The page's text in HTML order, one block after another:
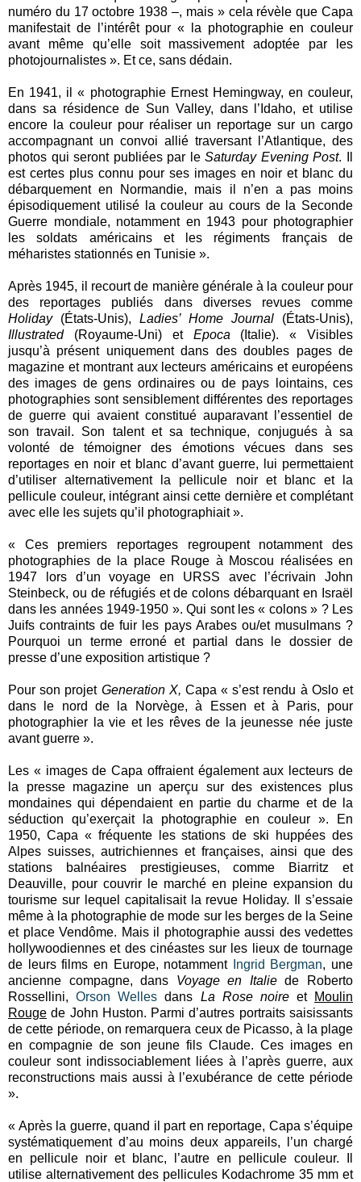
numéro du 17 octobre 1938 –, mais » cela révèle que Capa
manifestait de l’intérêt pour « la photographie en couleur
avant même qu’elle soit massivement adoptée par les
photojournalistes ». Et ce, sans dédain.
En 1941, il « photographie Ernest Hemingway, en couleur,
dans sa résidence de Sun Valley, dans l’Idaho, et utilise
encore la couleur pour réaliser un reportage sur un cargo
accompagnant un convoi allié traversant l’Atlantique, des
photos qui seront publiées par leSaturday Evening Post. Il
est certes plus connu pour ses images en noir et blanc du
débarquement en Normandie, mais il n’en a pas moins
épisodiquement utilisé la couleur au cours de la Seconde
Guerre mondiale, notamment en 1943 pour photographier
les soldats américains et les régiments français de
méharistes stationnés en Tunisie ».
Après 1945, il recourt de manière générale à la couleur pour
des reportages publiés dans diverses revues comme
Holiday (États-Unis), Ladies’ Home Journal (États-Unis),
Illustrated (Royaume-Uni) et Epoca (Italie). « Visibles
jusqu’à présent uniquement dans des doubles pages de
magazine et montrant aux lecteurs américains et européens
des images de gens ordinaires ou de pays lointains, ces
photographies sont sensiblement différentes des reportages
de guerre qui avaient constitué auparavant l’essentiel de
son travail. Son talent et sa technique, conjugués à sa
volonté de témoigner des émotions vécues dans ses
reportages en noir et blanc d’avant guerre, lui permettaient
d’utiliser alternativement la pellicule noir et blanc et la
pellicule couleur, intégrant ainsi cette dernière et complétant
avec elle les sujets qu’il photographiait ».
« Ces premiers reportages regroupent notamment des
photographies de la place Rouge à Moscou réalisées en
1947 lors d’un voyage en URSS avec l’écrivain John
Steinbeck, ou de réfugiés et de colons débarquant en Israël
dans les années 1949-1950 ». Qui sont les « colons » ? Les
Juifs contraints de fuir les pays Arabes ou/et musulmans ?
Pourquoi un terme erroné et partial dans le dossier de
presse d’une exposition artistique ?
Pour son projet Generation X, Capa « s’est rendu à Oslo et
dans le nord de la Norvège, à Essen et à Paris, pour
photographier la vie et les rêves de la jeunesse née juste
avant guerre ».
Les « images de Capa offraient également aux lecteurs de
la presse magazine un aperçu sur des existences plus
mondaines qui dépendaient en partie du charme et de la
séduction qu’exerçait la photographie en couleur ». En
1950, Capa « fréquente les stations de ski huppées des
Alpes suisses, autrichiennes et françaises, ainsi que des
stations balnéaires prestigieuses, comme Biarritz et
Deauville, pour couvrir le marché en pleine expansion du
tourisme sur lequel capitalisait la revue Holiday. Il s’essaie
même à la photographie de mode sur les berges de la Seine
et place Vendôme. Mais il photographie aussi des vedettes
hollywoodiennes et des cinéastes sur les lieux de tournage
de leurs films en Europe, notamment
Ingrid Bergman, une
ancienne compagne, dans Voyage en Italiede Roberto
Rossellini,Orson Welles dans La Rose noireet Moulin
Rouge de John Huston. Parmi d’autres portraits saisissants
de cette période, on remarquera ceux de Picasso, à la plage
en compagnie de son jeune fils Claude. Ces images en
couleur sont indissociablement liées à l’après guerre, aux
reconstructions mais aussi à l’exubérance de cette période
».
« Après la guerre, quand il part en reportage, Capa s’équipe
systématiquement d’au moins deux appareils, l’un chargé
en pellicule noir et blanc, l’autre en pellicule couleur. Il
utilise alternativement des pellicules Kodachrome 35 mm et